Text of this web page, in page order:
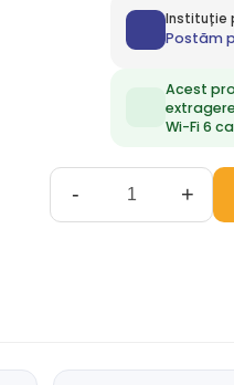
Instituție
Postăm
Acest
Wi-Fi 6
- +